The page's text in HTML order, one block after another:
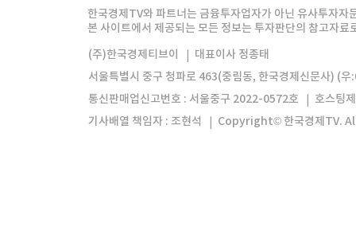
한경미디어그룹 한국경제신문 한국경제
모바일앱 한국경제TV앱
한국경제TV와 파트너는 금융투자업자가 아닌 유사투자
본 사이트에서 제공되는 모든 정보는 투자판단의 참고자
(주)한국경제티브이
대표이사 정종태
서울특별시 중구 청파로 463(중림동, 한국경제신문사) (
통신판매업신고번호 : 서울중구 2022-0572호
호스팅
기사배열 책임자 : 조현석
Copyright© 한국경제TV.